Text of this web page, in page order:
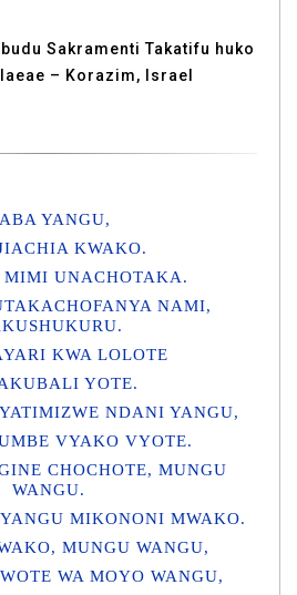
Sakramenti Takatifu huko
– Korazim, Israel
YANGU,
KWAKO.
MIMI UNACHOTAKA.
NAMI,
KWA LOLOTE
YOTE.
NDANI YANGU,
VYAKO VYOTE.
CHOCHOTE, MUNGU
WANGU.
MIKONONI MWAKO.
MUNGU WANGU,
WA MOYO WANGU,